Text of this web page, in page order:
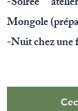
Mongole
-Nuit chez une